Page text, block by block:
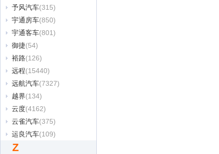
予风汽车(315)
宇通房车(850)
宇通客车(801)
御捷(54)
裕路(126)
远程(15440)
远航汽车(7327)
越界(134)
云度(4162)
云雀汽车(375)
运良汽车(109)
Z